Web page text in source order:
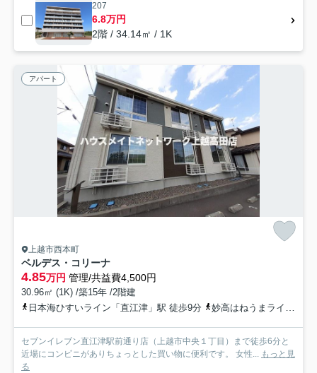
207
6.8万円
2階 / 34.14㎡ / 1K
アパート
上越市西本町
ベルデス・コリーナ
4.85万円 管理/共益費4,500円
30.96㎡ (1K) /築15年 /2階建
日本海ひすいライン「直江津」駅 徒歩9分
妙高はねうまライン「直江津」駅 徒歩9分
セブンイレブン直江津駅前通り店（上越市中央１丁目）まで徒歩6分と
近場にコンビニがありちょっとした買い物に便利です。 女性... もっと見
る